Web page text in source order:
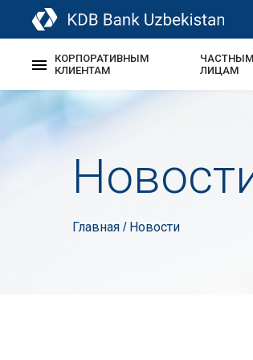
КОРПОРАТИВНЫМ
КЛИЕНТАМ
ЧАСТНЫМ
ЛИЦАМ
Главная / Новости